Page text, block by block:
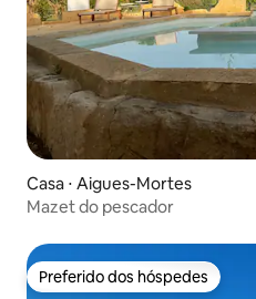
Casa ⋅ Aigues-Mortes
Mazet do pescador
Preferido dos hóspedes
Preferido dos hóspedes